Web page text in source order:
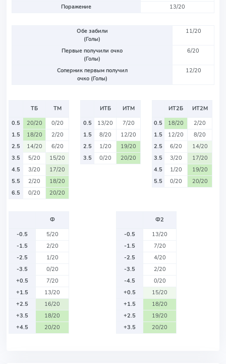
Поражение
13/20
Обе забили
(Голы)
11/20
Первые получили очко
(Голы)
6/20
Соперник первым получил
очко (Голы)
12/20
ТБ
ТМ
0.5
20/20
0/20
1.5
18/20
2/20
2.5
14/20
6/20
3.5
5/20
15/20
4.5
3/20
17/20
5.5
2/20
18/20
6.5
0/20 20/20
ИТБ
ИТМ
0.5
13/20
7/20
1.5
8/20
12/20
2.5
1/20
19/20
3.5
0/20 20/20
ИТ2Б
ИТ2М
0.5
18/20
2/20
1.5
12/20
8/20
2.5
6/20
14/20
3.5
3/20
17/20
4.5
1/20
19/20
5.5
0/20 20/20
Ф
-0.5
5/20
-1.5
2/20
-2.5
1/20
-3.5
0/20
+0.5
7/20
+1.5
13/20
+2.5
16/20
+3.5
18/20
+4.5
20/20
Ф2
-0.5
13/20
-1.5
7/20
-2.5
4/20
-3.5
2/20
-4.5
0/20
+0.5
15/20
+1.5
18/20
+2.5
19/20
+3.5
20/20